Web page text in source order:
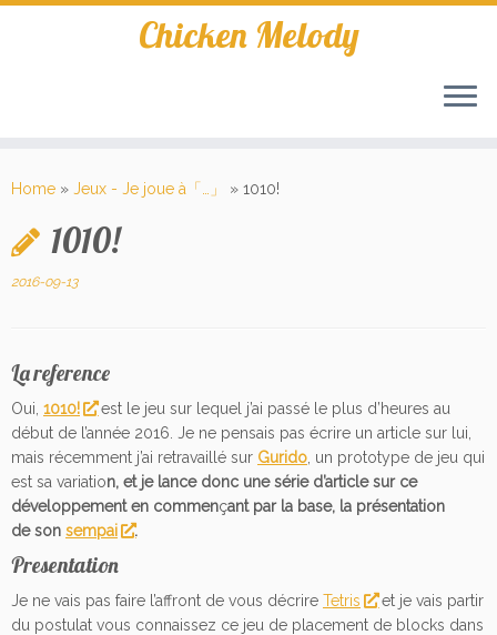
Skip
Chicken Melody
Home » Jeux - Je joue à「…」 » 1010!
1010!
2016-09-13
La reference
Oui, 1010!
est le jeu sur lequel j’ai passé le plus d’heures au
début de l’année 2016. Je ne pensais pas écrire un article sur lui,
mais récemment j’ai retravaillé sur Gurido , un prototype de jeu qui
est sa variation, et je lance donc une série d’article sur ce
développement en commençant par la base, la présentation
deson sempai .
Presentation
Je ne vais pas faire l’affront de vous décrire Tetris
et je vais partir
du postulat vous connaissez ce jeu de placement de blocks dans